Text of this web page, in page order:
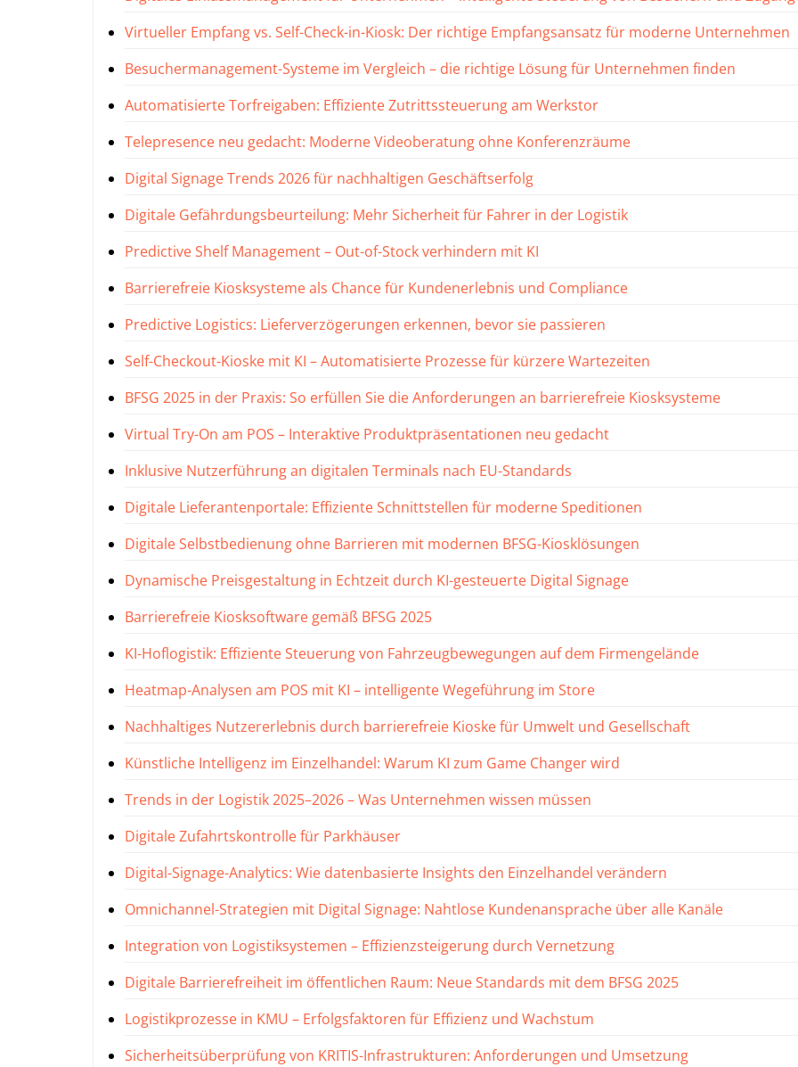
Virtueller Empfang vs. Self-Check-in-Kiosk: Der richtige Empfangsansatz für moderne Unternehmen
Besuchermanagement-Systeme im Vergleich – die richtige Lösung für Unternehmen finden
Automatisierte Torfreigaben: Effiziente Zutrittssteuerung am Werkstor
Telepresence neu gedacht: Moderne Videoberatung ohne Konferenzräume
Digital Signage Trends 2026 für nachhaltigen Geschäftserfolg
Digitale Gefährdungsbeurteilung: Mehr Sicherheit für Fahrer in der Logistik
Predictive Shelf Management – Out-of-Stock verhindern mit KI
Barrierefreie Kiosksysteme als Chance für Kundenerlebnis und Compliance
Predictive Logistics: Lieferverzögerungen erkennen, bevor sie passieren
Self-Checkout-Kioske mit KI – Automatisierte Prozesse für kürzere Wartezeiten
BFSG 2025 in der Praxis: So erfüllen Sie die Anforderungen an barrierefreie Kiosksysteme
Virtual Try-On am POS – Interaktive Produktpräsentationen neu gedacht
Inklusive Nutzerführung an digitalen Terminals nach EU-Standards
Digitale Lieferantenportale: Effiziente Schnittstellen für moderne Speditionen
Digitale Selbstbedienung ohne Barrieren mit modernen BFSG-Kiosklösungen
Dynamische Preisgestaltung in Echtzeit durch KI-gesteuerte Digital Signage
Barrierefreie Kiosksoftware gemäß BFSG 2025
KI-Hoflogistik: Effiziente Steuerung von Fahrzeugbewegungen auf dem Firmengelände
Heatmap-Analysen am POS mit KI – intelligente Wegeführung im Store
Nachhaltiges Nutzererlebnis durch barrierefreie Kioske für Umwelt und Gesellschaft
Künstliche Intelligenz im Einzelhandel: Warum KI zum Game Changer wird
Trends in der Logistik 2025–2026 – Was Unternehmen wissen müssen
Digitale Zufahrtskontrolle für Parkhäuser
Digital-Signage-Analytics: Wie datenbasierte Insights den Einzelhandel verändern
Omnichannel-Strategien mit Digital Signage: Nahtlose Kundenansprache über alle Kanäle
Integration von Logistiksystemen – Effizienzsteigerung durch Vernetzung
Digitale Barrierefreiheit im öffentlichen Raum: Neue Standards mit dem BFSG 2025
Logistikprozesse in KMU – Erfolgsfaktoren für Effizienz und Wachstum
Sicherheitsüberprüfung von KRITIS-Infrastrukturen: Anforderungen und Umsetzung